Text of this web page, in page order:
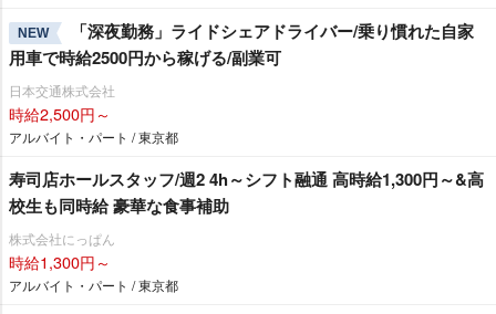
NEW
「深夜勤務」ライドシェアドライバー/乗り慣れた自家
用車で時給2500円から稼げる/副業可
日本交通株式会社
時給2,500円～
アルバイト・パート / 東京都
寿司店ホールスタッフ/週2 4h～シフト融通 高時給1,300円～&高
校生も同時給 豪華な食事補助
株式会社にっぱん
時給1,300円～
アルバイト・パート / 東京都